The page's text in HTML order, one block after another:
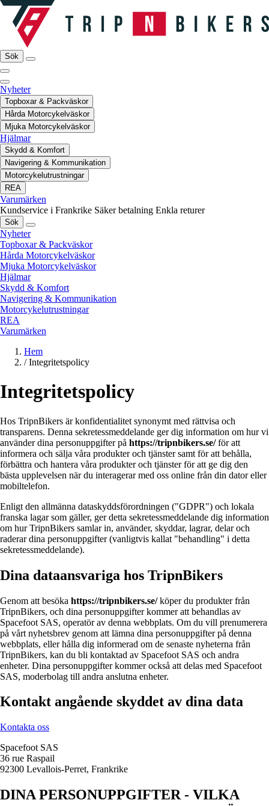
Sök
Nyheter
Topboxar & Packväskor
Hårda Motorcykelväskor
Mjuka Motorcykelväskor
Hjälmar
Skydd & Komfort
Navigering & Kommunikation
Motorcykelutrustningar
REA
Varumärken
Kundservice i Frankrike Säker betalning Enkla returer
Sök
Nyheter
Topboxar & Packväskor
Hårda Motorcykelväskor
Mjuka Motorcykelväskor
Hjälmar
Skydd & Komfort
Navigering & Kommunikation
Motorcykelutrustningar
REA
Varumärken
Hem
/ Integritetspolicy
Integritetspolicy
Hos TripnBikers är konfidentialitet synonymt med rättvisa och
transparens. Denna sekretessmeddelande ger dig information om hur vi
använder dina personuppgifter på https://tripnbikers.se/för att
informera och sälja våra produkter och tjänster samt för att behålla,
förbättra och hantera våra produkter och tjänster för att ge dig den
bästa upplevelsen när du interagerar med oss online från din dator eller
mobiltelefon.
Enligt den allmänna dataskyddsförordningen ("GDPR") och lokala
franska lagar som gäller, ger detta sekretessmeddelande dig information
om hur TripnBikers samlar in, använder, skyddar, lagrar, delar och
raderar dina personuppgifter (vanligtvis kallat "behandling" i detta
sekretessmeddelande).
Dina dataansvariga hos TripnBikers
Genom att besöka https://tripnbikers.se/köper du produkter från
TripnBikers, och dina personuppgifter kommer att behandlas av
Spacefoot SAS, operatör av denna webbplats. Om du vill prenumerera
på vårt nyhetsbrev genom att lämna dina personuppgifter på denna
webbplats, eller hålla dig informerad om de senaste nyheterna från
TripnBikers, kan du bli kontaktad av Spacefoot SAS och andra
enheter. Dina personuppgifter kommer också att delas med Spacefoot
SAS, moderbolag till andra anslutna enheter.
Kontakt angående skyddet av dina data
Kontakta oss
Spacefoot SAS
36 rue Raspail
92300 Levallois-Perret, Frankrike
DINA PERSONUPPGIFTER - VILKA